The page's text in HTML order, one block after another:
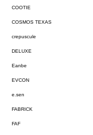
COOTIE
COSMOS TEXAS
crepuscule
DELUXE
Eanbe
EVCON
e.sen
FABRICK
FAF